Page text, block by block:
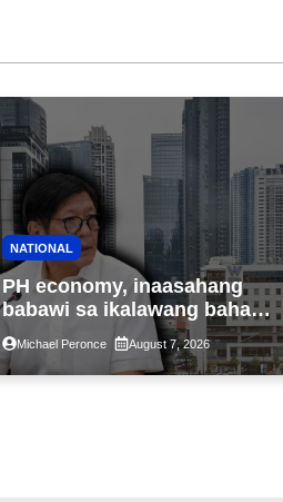
NATIONAL
PH economy, inaasahang
babawi sa ikalawang bahagi
ng taon kasunod ng 2.3%
GDP dulot ng Middle East
war, pagkaantala ng public
Michael Peronce August 7, 2026